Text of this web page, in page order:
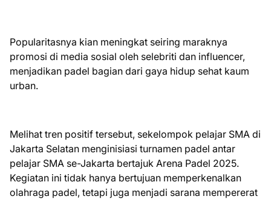
Popularitasnya kian meningkat seiring maraknya
promosi di media sosial oleh selebriti dan influencer,
menjadikan padel bagian dari gaya hidup sehat kaum
urban.
Melihat tren positif tersebut, sekelompok pelajar SMA di
Jakarta Selatan menginisiasi turnamen padel antar
pelajar SMA se-Jakarta bertajuk Arena Padel 2025.
Kegiatan ini tidak hanya bertujuan memperkenalkan
olahraga padel, tetapi juga menjadi sarana mempererat